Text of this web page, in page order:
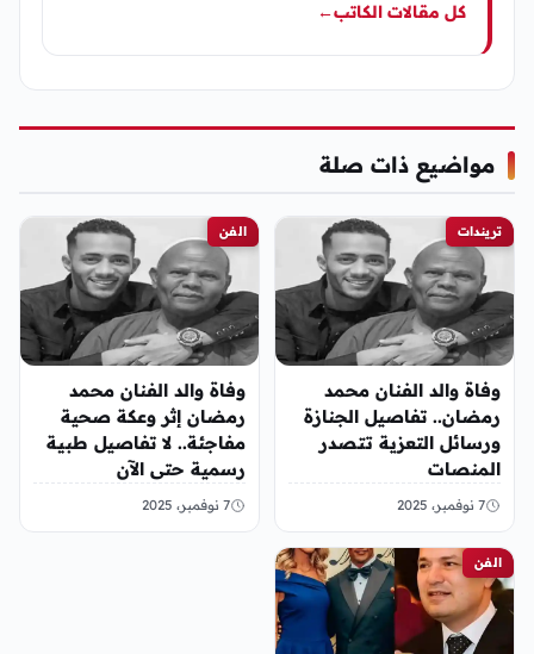
كل مقالات الكاتب←
مواضيع ذات صلة
تريندات
وفاة والد الفنان محمد
رمضان.. تفاصيل الجنازة
ورسائل التعزية تتصدر
المنصات
7 نوفمبر، 2025
الفن
وفاة والد الفنان محمد
رمضان إثر وعكة صحية
مفاجئة.. لا تفاصيل طبية
رسمية حتى الآن
7 نوفمبر، 2025
الفن